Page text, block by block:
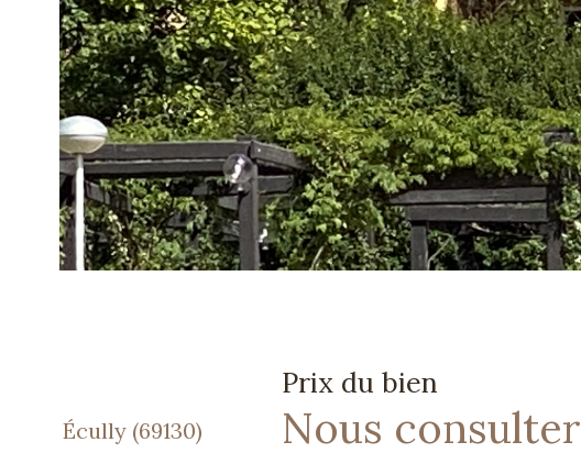
Écully (69130)
Prix du bien
Nous consulter